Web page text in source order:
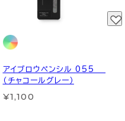
アイブロウペンシル 055
（チャコールグレー）
¥1,100